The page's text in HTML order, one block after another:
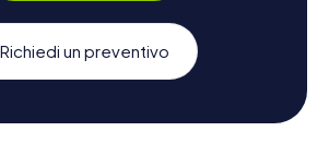
Richiedi un preventivo